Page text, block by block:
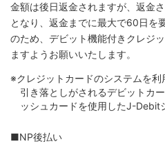
金額は後日返金されますが、返金
となり、返金までに最大で60日を
のため、デビット機能付きクレジ
ますようお願いいたします。
※クレジットカードのシステムを
引き落としがされるデビットカ
ッシュカードを使用したJ-Debit
■NP後払い